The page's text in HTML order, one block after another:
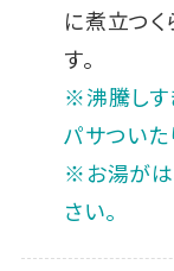
に煮立つ
す。
※沸騰しす
パサついた
※お湯がは
さい。